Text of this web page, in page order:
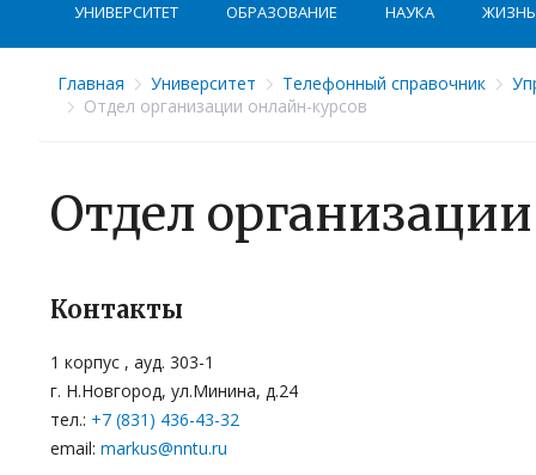
УНИВЕРСИТЕТ ОБРАЗОВАНИЕ НАУКА ЖИЗНЬ
Главная Университет Телефонный справочник
Отдел организации онлайн-курсов
Отдел
Контакты
1 корпус , ауд. 303-1
г. Н.Новгород, ул.Минина, д.24
тел.: +7 (831) 436-43-32
email: markus@nntu.ru